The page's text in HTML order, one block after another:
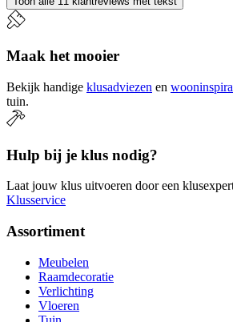
Maak het mooier
Bekijk handige klusadviezen en
tuin.
Hulp bij je klus nodig?
Laat jouw klus uitvoeren door een
Klusservice
Assortiment
Meubelen
Raamdecoratie
Verlichting
Vloeren